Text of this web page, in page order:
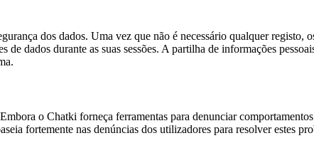
dos dados. Uma vez que não é necessário qualquer registo,
dados durante as suas sessões. A partilha de informações
o Chatki forneça ferramentas para denunciar
fortemente nas denúncias dos utilizadores para resolver estes